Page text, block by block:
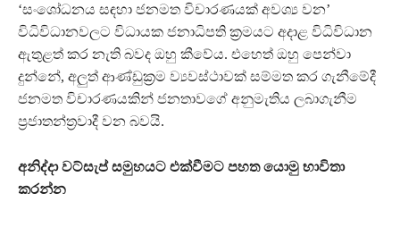
‘සංශෝධනය සඳහා ජනමත විචාරණයක් අවශ්‍ය වන’
විධිවිධානවලට විධායක ජනාධිපති ක්‍රමයට අදාළ විධිවිධාන
ඇතුළත් කර නැති බවද ඔහු කීවේය. එහෙත් ඔහු පෙන්වා
දුන්නේ, අලුත් ආණ්ඩුක්‍රම ව්‍යවස්ථාවක් සම්මත කර ගැනීමේදී
ජනමත විචාරණයකින් ජනතාවගේ අනුමැතිය ලබාගැනීම
ප්‍රජාතන්ත්‍රවාදී වන බවයි.
අනිද්දා වට්සැප් සමුහයට එක්වීමට පහත යොමු භාවිතා
කරන්න